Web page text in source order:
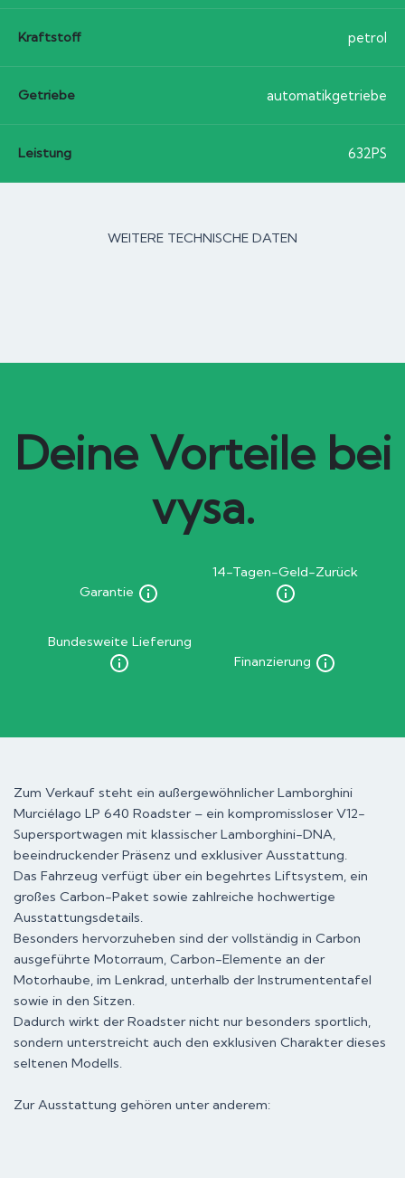
Kraftstoff petrol
Getriebe automatikgetriebe
Leistung 632PS
WEITERE TECHNISCHE DATEN
Deine Vorteile bei
vysa.
Garantie
14-Tagen-Geld-Zurück
Bundesweite Lieferung
Finanzierung
Zum Verkauf steht ein außergewöhnlicher Lamborghini
Murciélago LP 640 Roadster – ein kompromissloser V12-
Supersportwagen mit klassischer Lamborghini-DNA,
beeindruckender Präsenz und exklusiver Ausstattung.
Das Fahrzeug verfügt über ein begehrtes Liftsystem, ein
großes Carbon-Paket sowie zahlreiche hochwertige
Ausstattungsdetails.
Besonders hervorzuheben sind der vollständig in Carbon
ausgeführte Motorraum, Carbon-Elemente an der
Motorhaube, im Lenkrad, unterhalb der Instrumententafel
sowie in den Sitzen.
Dadurch wirkt der Roadster nicht nur besonders sportlich,
sondern unterstreicht auch den exklusiven Charakter dieses
seltenen Modells.
Zur Ausstattung gehören unter anderem: